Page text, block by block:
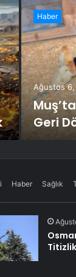
Haber
Ağustos
Geri
Haber Sağlık